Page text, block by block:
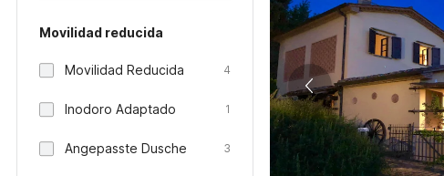
Movilidad reducida
Movilidad Reducida 4
Inodoro Adaptado 1
Angepasste Dusche 3